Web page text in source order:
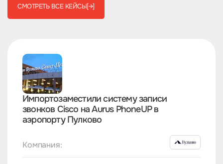
СМОТРЕТЬ ВСЕ КЕЙСЫ[→]
Импортозаместили систему записи
звонков Cisco на Aurus PhoneUP в
аэропорту Пулково
Компания: